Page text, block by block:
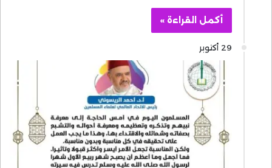
أكمل القراءة »
29 أكتوبر